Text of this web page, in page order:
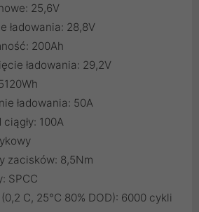
25,6V
ładowania: 28,8V
200Ah
ładowania: 29,2V
ładowania: 50A
100A
zacisków: 8,5Nm
SPCC
C, 25°C 80% DOD): 6000 cykli